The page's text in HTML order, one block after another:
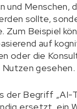
Menschen,
sollte,
Beispiel
auf
oder die
Nutzen gesehen.
der Begriff „AI-